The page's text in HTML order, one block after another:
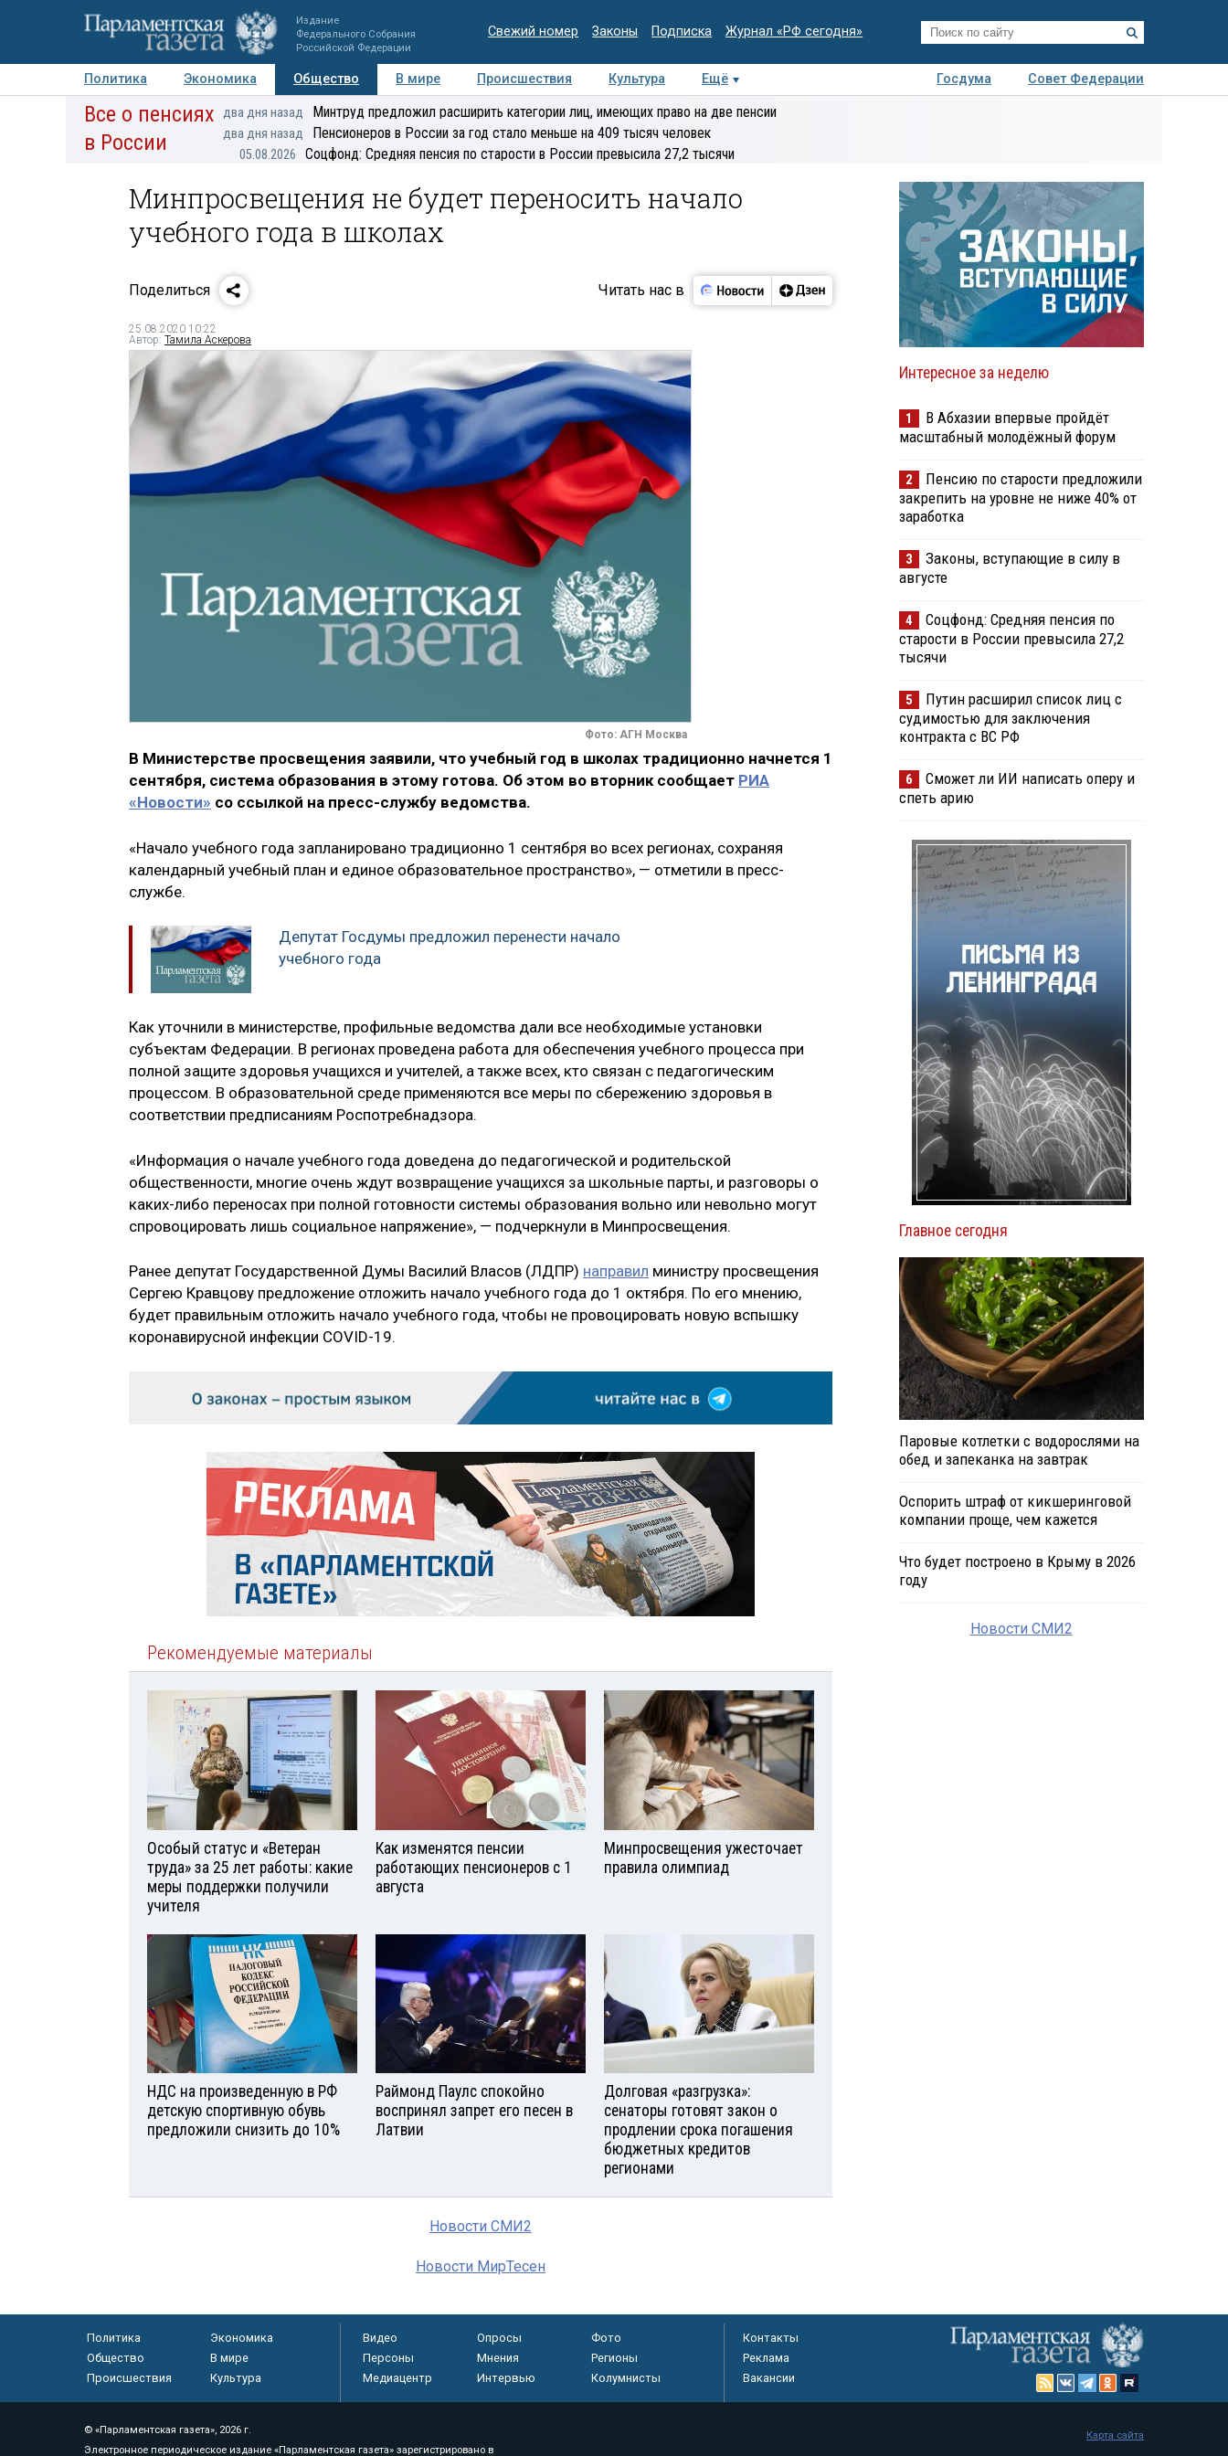
Издание
Федерального Собрания
Российской Федерации
Свежий номер Законы Подписка Журнал «РФ сегодня»
Политика Экономика Общество В мире Происшествия Культура Ещё Госдума
Совет Федерации
Авторы Персоны Мнения Регионы Медиацентр Интервью Колумнисты
Деловая
Все о пенсиях
в России
два дня назад Минтруд предложил расширить категории лиц, имеющих право на две пенсии
два дня назад Пенсионеров в России за год стало меньше на 409 тысяч человек
05.08.2026 Соцфонд: Средняя пенсия по старости в России превысила 27,2 тысячи
Минпросвещения не будет переносить начало
учебного года в школах
Поделиться Читать нас в
25.08.2020 10:22
Автор: Тамила Аскерова
Фото: АГН Москва
В Министерстве просвещения заявили, что учебный год в школах традиционно начнется 1
сентября, система образования в этому готова. Об этом во вторник сообщает РИА
«Новости» со ссылкой на пресс-службу ведомства.
«Начало учебного года запланировано традиционно 1 сентября во всех регионах, сохраняя
календарный учебный план и единое образовательное пространство», — отметили в пресс-
службе.
Депутат Госдумы предложил перенести начало
учебного года
Как уточнили в министерстве, профильные ведомства дали все необходимые установки
субъектам Федерации. В регионах проведена работа для обеспечения учебного процесса при
полной защите здоровья учащихся и учителей, а также всех, кто связан с педагогическим
процессом. В образовательной среде применяются все меры по сбережению здоровья в
соответствии предписаниям Роспотребнадзора.
«Информация о начале учебного года доведена до педагогической и родительской
общественности, многие очень ждут возвращение учащихся за школьные парты, и разговоры о
каких-либо переносах при полной готовности системы образования вольно или невольно могут
спровоцировать лишь социальное напряжение», — подчеркнули в Минпросвещения.
Ранее депутат Государственной Думы Василий Власов (ЛДПР) направил министру просвещения
Сергею Кравцову предложение отложить начало учебного года до 1 октября. По его мнению,
будет правильным отложить начало учебного года, чтобы не провоцировать новую вспышку
коронавирусной инфекции COVID-19.
Рекомендуемые материалы
Особый статус и «Ветеран
труда» за 25 лет работы: какие
меры поддержки получили
учителя
Как изменятся пенсии
работающих пенсионеров с 1
августа
Минпросвещения ужесточает
правила олимпиад
НДС на произведенную в РФ
детскую спортивную обувь
предложили снизить до 10%
Раймонд Паулс спокойно
воспринял запрет его песен в
Латвии
Долговая «разгрузка»:
сенаторы готовят закон о
продлении срока погашения
бюджетных кредитов
регионами
Новости СМИ2
Новости МирТесен
Интересное за неделю
1
В Абхазии впервые пройдёт
масштабный молодёжный форум
2
Пенсию по старости предложили
закрепить на уровне не ниже 40% от
заработка
3
Законы, вступающие в силу в
августе
4
Соцфонд: Средняя пенсия по
старости в России превысила 27,2
тысячи
5
Путин расширил список лиц с
судимостью для заключения
контракта с ВС РФ
6
Сможет ли ИИ написать оперу и
спеть арию
Главное сегодня
Паровые котлетки с водорослями на
обед и запеканка на завтрак
Оспорить штраф от кикшеринговой
компании проще, чем кажется
Что будет построено в Крыму в 2026
году
Новости СМИ2
Политика
Экономика
Общество
В мире
Происшествия
Культура
Видео Опросы
Фото
Персоны
Мнения
Регионы
Медиацентр
Интервью Колумнисты
Контакты
Реклама
Вакансии
© «Парламентская газета», 2026 г.
Электронное периодическое издание «Парламентская газета» зарегистрировано в
Карта сайта